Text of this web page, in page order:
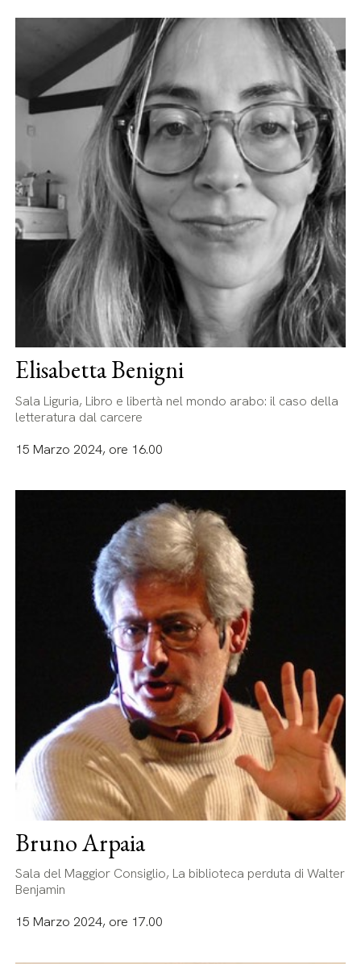
Elisabetta Benigni
Sala Liguria, Libro e libertà nel mondo arabo: il caso della
letteratura dal carcere
15 Marzo 2024, ore 16.00
Bruno Arpaia
Sala del Maggior Consiglio, La biblioteca perduta di Walter
Benjamin
15 Marzo 2024, ore 17.00